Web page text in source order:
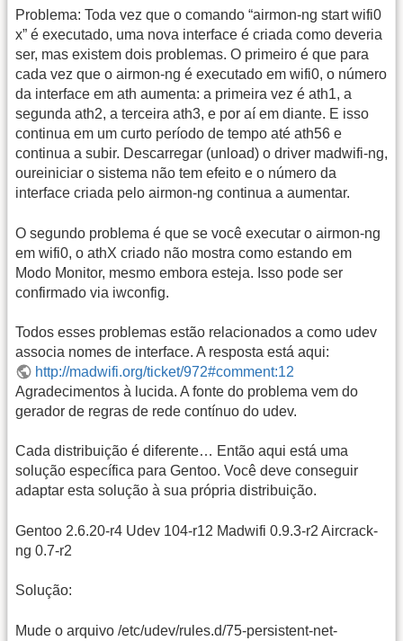
Problema: Toda vez que o comando “airmon-ng start wifi0
x” é executado, uma nova interface é criada como deveria
ser, mas existem dois problemas. O primeiro é que para
cada vez que o airmon-ng é executado em wifi0, o número
da interface em ath aumenta: a primeira vez é ath1, a
segunda ath2, a terceira ath3, e por aí em diante. E isso
continua em um curto período de tempo até ath56 e
continua a subir. Descarregar (unload) o driver madwifi-ng,
oureiniciar o sistema não tem efeito e o número da
interface criada pelo airmon-ng continua a aumentar.
O segundo problema é que se você executar o airmon-ng
em wifi0, o athX criado não mostra como estando em
Modo Monitor, mesmo embora esteja. Isso pode ser
confirmado via iwconfig.
Todos esses problemas estão relacionados a como udev
associa nomes de interface. A resposta está aqui:
http://madwifi.org/ticket/972#comment:12
Agradecimentos à lucida. A fonte do problema vem do
gerador de regras de rede contínuo do udev.
Cada distribuição é diferente… Então aqui está uma
solução específica para Gentoo. Você deve conseguir
adaptar esta solução à sua própria distribuição.
Gentoo 2.6.20-r4 Udev 104-r12 Madwifi 0.9.3-r2 Aircrack-
ng 0.7-r2
Solução:
Mude o arquivo /etc/udev/rules.d/75-persistent-net-